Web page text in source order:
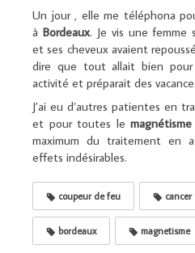
Un jour , elle me téléphona
à Bordeaux. Je vis une femme
et ses cheveux avaient
dire que tout allait bien pour
activité et préparait des
J’ai eu d’autres patientes en
et pour toutes le magnétisme
maximum du traitement en
effets indésirables.
coupeur de feu cancer
bordeaux magnetisme